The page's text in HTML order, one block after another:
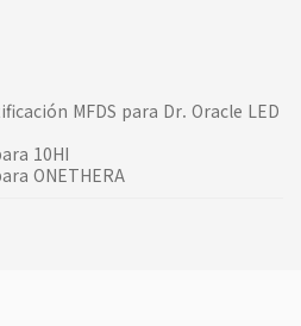
MFDS para Dr. Oracle LED
10HI
ONETHERA